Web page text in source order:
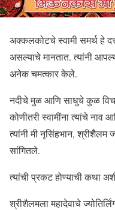
अक्कलकोटचे स्वामी समर्थ हे
असल्याचे मानतात. त्यांनी
अनेक चमत्कार केले.
नदीचे मुळ आणि साधुचे कुळ
कोणीतरी स्वामींना त्यांचे
त्यांनी मी नृसिंहभान,
सांगितले.
त्यांची प्रकट होण्याची कथा
श्रीशैलमला महादेवाचे